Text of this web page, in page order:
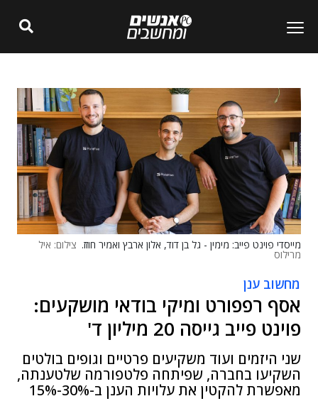
מייסדי פוינט פייב: מימין - גל בן דוד, אלון ארבץ ואמיר חוזז. צילום: איל
מרילוס
מחשוב ענן
אסף רפפורט ומיקי בודאי מושקעים:
פוינט פייב גייסה 20 מיליון ד'
שני היזמים ועוד משקיעים פרטיים וגופים בולטים
השקיעו בחברה, שפיתחה פלטפורמה שלטענתה,
מאפשרת להקטין את עלויות הענן ב-30%-15%